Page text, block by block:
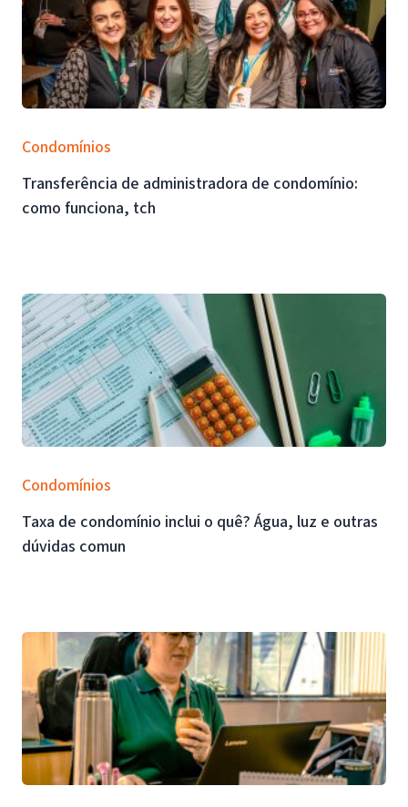
Condomínios
Transferência de administradora de condomínio:
como funciona, tch
Condomínios
Taxa de condomínio inclui o quê? Água, luz e outras
dúvidas comun